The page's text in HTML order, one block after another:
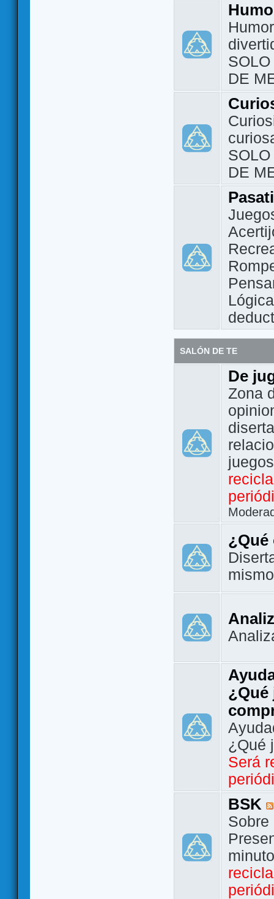
DE
DE
Lógica
SALÓN DE TE
De
Zona
¿Qué
¿Qué
¿Qué
Será
BSK
Sobre